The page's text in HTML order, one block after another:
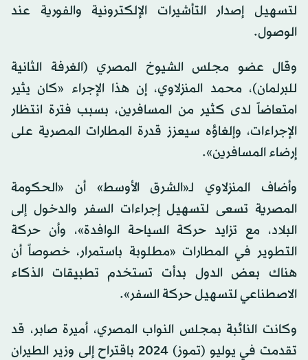
لتسهيل إصدار التأشيرات الإلكترونية والفورية عند
الوصول.
وقال عضو مجلس الشيوخ المصري (الغرفة الثانية
للبرلمان)، محمد المنزلاوي، إن هذا الإجراء «كان يثير
امتعاضاً لدى كثير من المسافرين، بسبب فترة انتظار
الإجراءات، وإلغاؤه سيعزز قدرة المطارات المصرية على
إرضاء المسافرين».
وأضاف المنزلاوي لـ«الشرق الأوسط» أن «الحكومة
المصرية تسعى لتسهيل إجراءات السفر والدخول إلى
البلاد، مع تزايد حركة السياحة الوافدة»، وأن حركة
التطوير في المطارات «مطلوبة باستمرار، خصوصاً أن
هناك بعض الدول بدأت تستخدم تطبيقات الذكاء
الاصطناعي لتسهيل حركة السفر».
وكانت النائبة بمجلس النواب المصري، أميرة صابر، قد
تقدمت في يوليو (تموز) 2024 باقتراح إلى وزير الطيران